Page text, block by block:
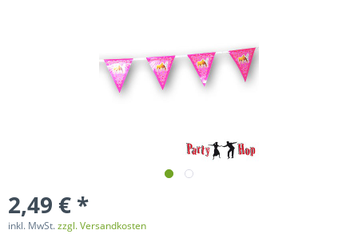
2,49 € *
inkl. MwSt.zzgl. Versandkosten